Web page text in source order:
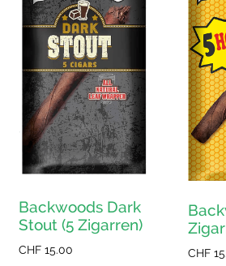
Backwoods Dark
Stout (5 Zigarren)
CHF 15.00 CHF